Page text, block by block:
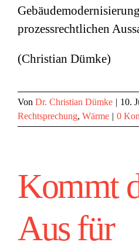
prozessrechtlichen
(Christian Dümke)
Von Dr. Christian Dümke | 10.
Rechtsprechung, Wärme | 0
Kommt
Aus für